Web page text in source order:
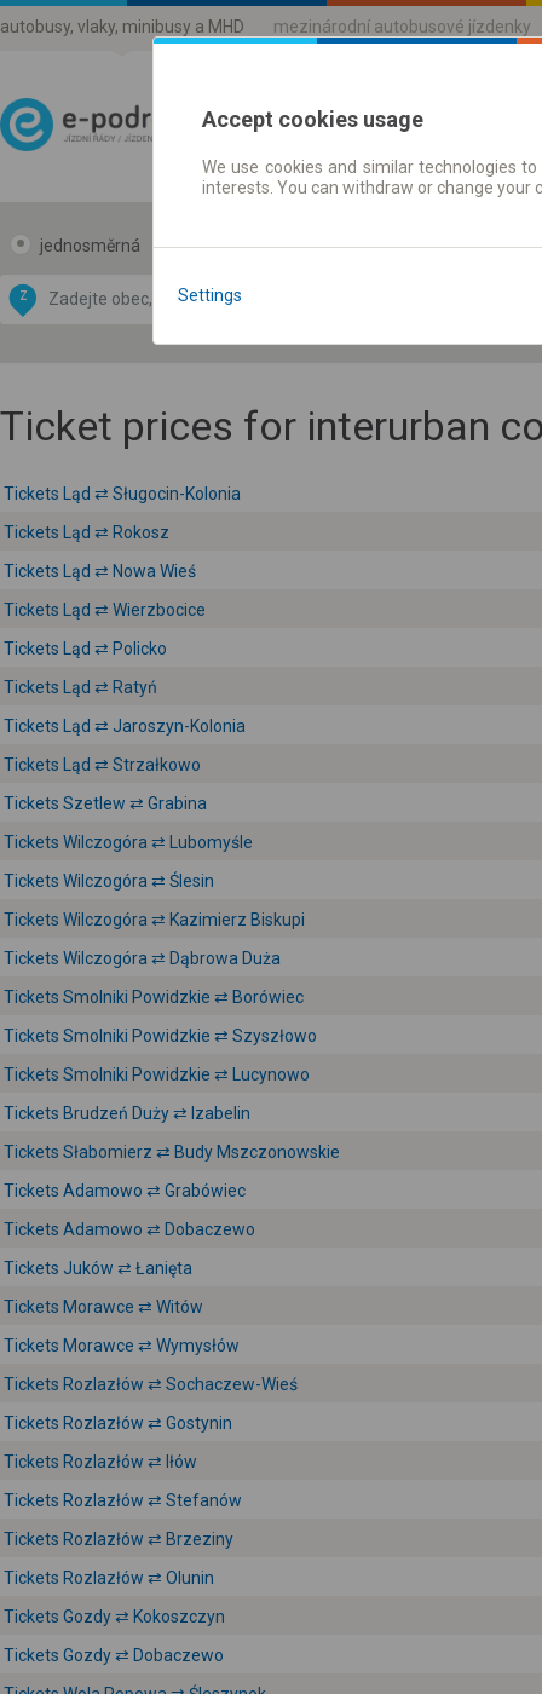
autobusy, vlaky, minibusy a MHD mezinárodní autobusové jízdenky
Jízdni řády a jízdenky
jednosměrná zpáteční
Z
by
OpenStreetMap
Ticket prices for interurban
Tickets Ląd ⇄ Sługocin-Kolonia
Tickets Ląd ⇄ Rokosz
Tickets Ląd ⇄ Nowa Wieś
Tickets Ląd ⇄ Wierzbocice
Tickets Ląd ⇄ Policko
Tickets Ląd ⇄ Ratyń
Tickets Ląd ⇄ Jaroszyn-Kolonia
Tickets Ląd ⇄ Strzałkowo
Tickets Szetlew ⇄ Grabina
Tickets Wilczogóra ⇄ Lubomyśle
Tickets Wilczogóra ⇄ Ślesin
Tickets Wilczogóra ⇄ Kazimierz Biskupi
Tickets Wilczogóra ⇄ Dąbrowa Duża
Tickets Smolniki Powidzkie ⇄ Borówiec
Tickets Smolniki Powidzkie ⇄ Szyszłowo
Tickets Smolniki Powidzkie ⇄ Lucynowo
Tickets Brudzeń Duży ⇄ Izabelin
Tickets Słabomierz ⇄ Budy Mszczonowskie
Tickets Adamowo ⇄ Grabówiec
Tickets Adamowo ⇄ Dobaczewo
Tickets Juków ⇄ Łanięta
Tickets Morawce ⇄ Witów
Tickets Morawce ⇄ Wymysłów
Tickets Rozlazłów ⇄ Sochaczew-Wieś
Tickets Rozlazłów ⇄ Gostynin
Tickets Rozlazłów ⇄ Iłów
Tickets Rozlazłów ⇄ Stefanów
Tickets Rozlazłów ⇄ Brzeziny
Tickets Rozlazłów ⇄ Olunin
Tickets Gozdy ⇄ Kokoszczyn
Tickets Gozdy ⇄ Dobaczewo
Accept cookies usage
We use cookies and similar technologies
interests. You can withdraw or change
Settings